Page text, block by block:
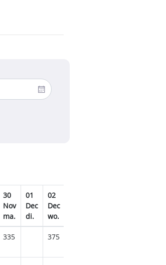
30
Nov
ma.
01
Dec
di.
02
Dec
wo.
335 375